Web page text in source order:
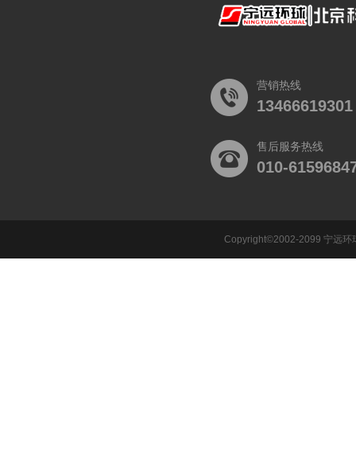
营销热线
13466619301
售后服务热线
010-
Copyright©2002-2099 宁远